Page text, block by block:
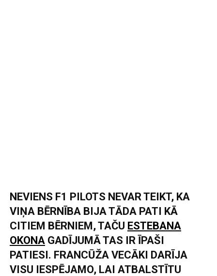
NEVIENS F1 PILOTS NEVAR TEIKT, KA
VIŅA BĒRNĪBA BIJA TĀDA PATI KĀ
CITIEM BĒRNIEM, TAČU ESTEBANA
OKONA GADĪJUMĀ TAS IR ĪPAŠI
PATIESI. FRANCŪŽA VECĀKI DARĪJA
VISU IESPĒJAMO, LAI ATBALSTĪTU